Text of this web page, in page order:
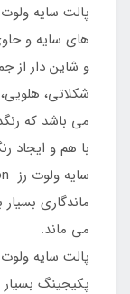
پالت سایه
های سایه و
و شاین دار از
شکلاتی،
می باشد که
با هم و ایجاد
ماندگاری
می ماند.
پالت سایه
پکیجینگ